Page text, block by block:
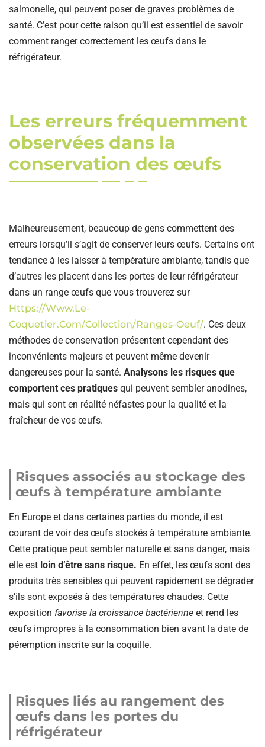
salmonelle, qui peuvent poser de graves problèmes de
santé. C’est pour cette raison qu’il est essentiel de savoir
comment ranger correctement les œufs dans le
réfrigérateur.
Les erreurs fréquemment
observées dans la
conservation des œufs
Malheureusement, beaucoup de gens commettent des
erreurs lorsqu’il s’agit de conserver leurs œufs. Certains ont
tendance à les laisser à température ambiante, tandis que
d’autres les placent dans les portes de leur réfrigérateur
dans un range œufs que vous trouverez sur
Https://www.le-
Coquetier.com/collection/ranges-Oeuf/. Ces deux
méthodes de conservation présentent cependant des
inconvénients majeurs et peuvent même devenir
dangereuses pour la santé. Analysons les risques que
comportent ces pratiques qui peuvent sembler anodines,
mais qui sont en réalité néfastes pour la qualité et la
fraîcheur de vos œufs.
Risques associés au stockage des
œufs à température ambiante
En Europe et dans certaines parties du monde, il est
courant de voir des œufs stockés à température ambiante.
Cette pratique peut sembler naturelle et sans danger, mais
elle est loin d’être sans risque. En effet, les œufs sont des
produits très sensibles qui peuvent rapidement se dégrader
s’ils sont exposés à des températures chaudes. Cette
exposition favorise la croissance bactérienne et rend les
œufs impropres à la consommation bien avant la date de
péremption inscrite sur la coquille.
Risques liés au rangement des
œufs dans les portes du
réfrigérateur